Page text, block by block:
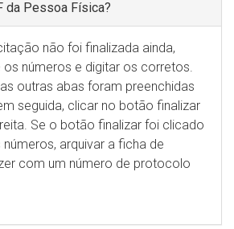
da Pessoa Física?
não foi finalizada ainda,
números e digitar os corretos.
outras abas foram preenchidas
seguida, clicar no botão finalizar
Se o botão finalizar foi clicado
arquivar a ficha de
com um número de protocolo